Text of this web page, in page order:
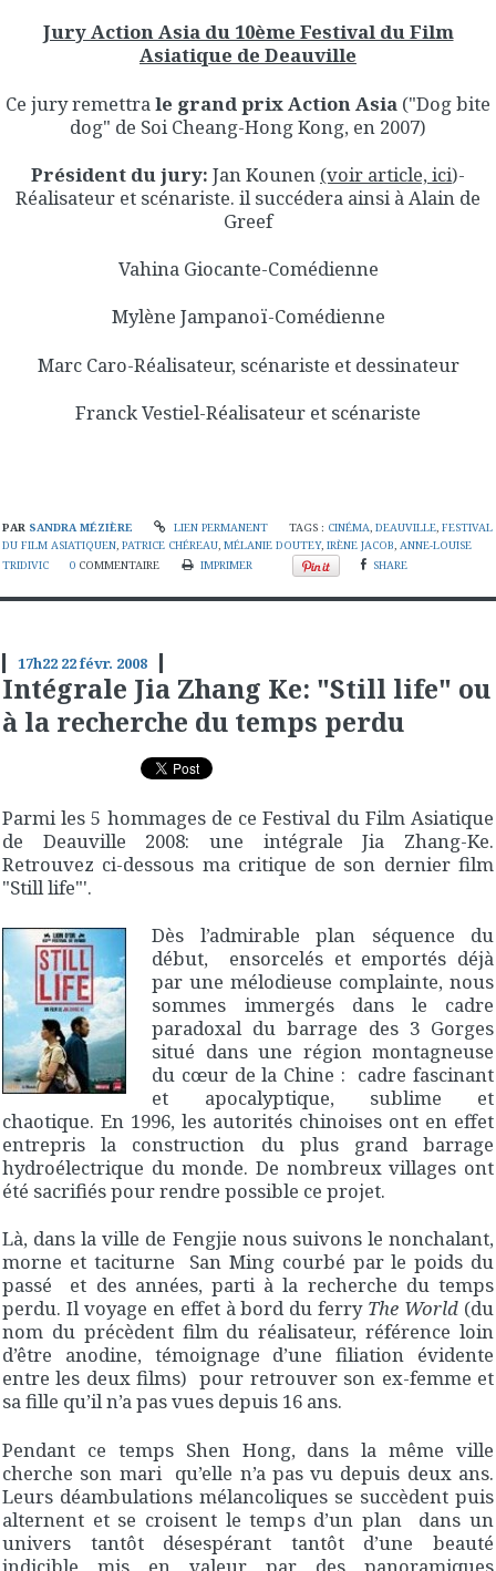
Jury Action Asia du 10ème Festival du Film
Asiatique de Deauville
Ce jury remettra le grand prix Action Asia ("Dog bite
dog" de Soi Cheang-Hong Kong, en 2007)
Président du jury: Jan Kounen (voir article, ici)-
Réalisateur et scénariste. il succédera ainsi à Alain de
Greef
Vahina Giocante-Comédienne
Mylène Jampanoï-Comédienne
Marc Caro-Réalisateur, scénariste et dessinateur
Franck Vestiel-Réalisateur et scénariste
PAR SANDRA MÉZIÈRE LIEN PERMANENT TAGS : CINÉMA,DEAUVILLE,FESTIVAL
DU FILM ASIATIQUEN, PATRICE CHÉREAU, MÉLANIE DOUTEY, IRÈNE JACOB, ANNE-LOUISE
TRIDIVIC
0 COMMENTAIRE IMPRIMER SHARE
17h22 22févr. 2008
Intégrale Jia Zhang Ke: "Still life" ou
à la recherche du temps perdu
Parmi les 5 hommages de ce Festival du Film Asiatique
de Deauville 2008: une intégrale Jia Zhang-Ke.
Retrouvez ci-dessous ma critique de son dernier film
"Still life"'.
Dès l’admirable plan séquence du
début, ensorcelés et emportés déjà
par une mélodieuse complainte, nous
sommes immergés dans le cadre
paradoxal du barrage des 3 Gorges
situé dans une région montagneuse
du cœur de la Chine : cadre fascinant
et apocalyptique, sublime et
chaotique. En 1996, les autorités chinoises ont en effet
entrepris la construction du plus grand barrage
hydroélectrique du monde. De nombreux villages ont
été sacrifiés pour rendre possible ce projet.
Là, dans la ville de Fengjie nous suivons le nonchalant,
morne et taciturne San Ming courbé par le poids du
passé et des années, parti à la recherche du temps
perdu. Il voyage en effet à bord du ferry The World (du
nom du précèdent film du réalisateur, référence loin
d’être anodine, témoignage d’une filiation évidente
entre les deux films) pour retrouver son ex-femme et
sa fille qu’il n’a pas vues depuis 16 ans.
Pendant ce temps Shen Hong, dans la même ville
cherche son mari qu’elle n’a pas vu depuis deux ans.
Leurs déambulations mélancoliques se succèdent puis
alternent et se croisent le temps d’un plan dans un
univers tantôt désespérant tantôt d’une beauté
indicible mis en valeur par des panoramiques